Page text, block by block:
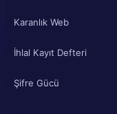
Karanlık Web
İhlal Kayıt Defteri
Şifre Gücü